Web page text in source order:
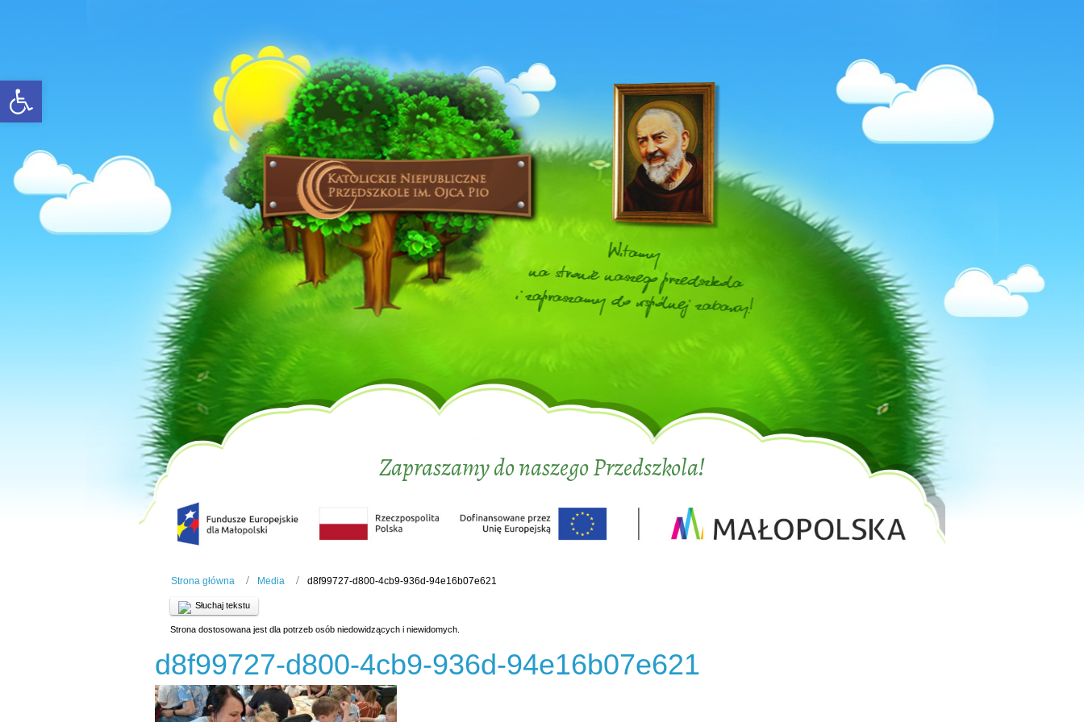
Open toolbar
Zapraszamy do naszego Przedszkola!
Strona główna Media d8f99727-d800-4cb9-936d-94e16b07e621
Słuchaj tekstu
Strona dostosowana jest dla potrzeb osób niedowidzących i niewidomych.
d8f99727-d800-4cb9-936d-94e16b07e621